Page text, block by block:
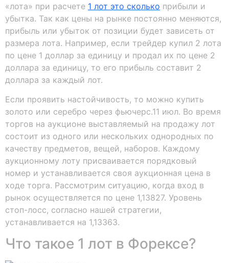
«лота» при расчете 1 лот это сколько прибыли и
убытка. Так как цены на рынке постоянно меняются,
прибыль или убыток от позиции будет зависеть от
размера лота. Например, если трейдер купил 2 лота
по цене 1 доллар за единицу и продал их по цене 2
доллара за единицу, то его прибыль составит 2
доллара за каждый лот.
Если проявить настойчивость, то можно купить
золото или серебро через фьючерс.11 июл. Во время
торгов на аукционе выставляемый на продажу лот
состоит из одного или нескольких однородных по
качеству предметов, вещей, наборов. Каждому
аукционному лоту присваивается порядковый
номер и устанавливается своя аукционная цена в
ходе торга. Рассмотрим ситуацию, когда вход в
рынок осуществляется по цене 1,13827. Уровень
стоп-лосс, согласно нашей стратегии,
устанавливается на 1,13363.
Что такое 1 лот в Форексе?